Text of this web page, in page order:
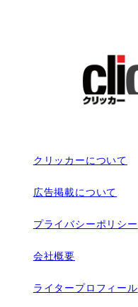
クリッカーについて
広告掲載について
プライバシーポリシー
会社概要
ライタープロフィール